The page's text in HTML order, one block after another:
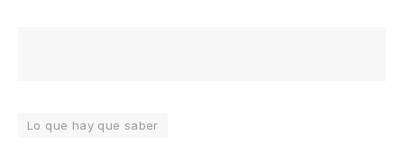
Lo que hay que saber